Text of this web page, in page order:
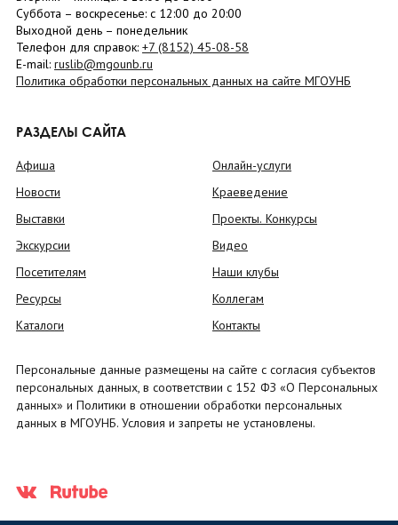
Суббота – воскресенье: c 12:00 до 20:00
Выходной день – понедельник
Телефон для справок: +7 (8152) 45-08-58
E-mail: ruslib@mgounb.ru
Политика обработки персональных данных на сайте МГОУНБ
РАЗДЕЛЫ САЙТА
Афиша
Новости
Выставки
Экскурсии
Посетителям
Ресурсы
Каталоги
Онлайн-услуги
Краеведение
Проекты. Конкурсы
Видео
Наши клубы
Коллегам
Контакты
Персональные данные размещены на сайте с согласия субъектов
персональных данных, в соответствии с 152 ФЗ «О Персональных
данных» и Политики в отношении обработки персональных
данных в МГОУНБ. Условия и запреты не установлены.